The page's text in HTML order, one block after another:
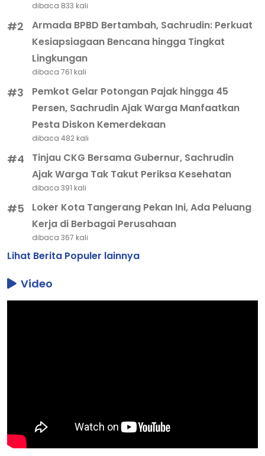
dibaca 833 kali
#2
Armada BPBD Bertambah, Sachrudin: Perkuat
Kesiapsiagaan Bencana hingga Tingkat
Lingkungan
dibaca 761 kali
#3
Pemkot Gelar Potongan Pajak hingga 45
Persen, Sachrudin Ajak Warga Manfaatkan
Pesta Diskon Kemerdekaan
dibaca 482 kali
#4
Tinjau CKG Bersama Gubernur, Sachrudin
Ajak Warga Tak Takut Periksa Kesehatan
dibaca 391 kali
#5
Loker Kota Tangerang Pekan Ini, Ada Peluang
Kerja di Berbagai Perusahaan
dibaca 367 kali
Lihat Berita Populer lainnya
Video